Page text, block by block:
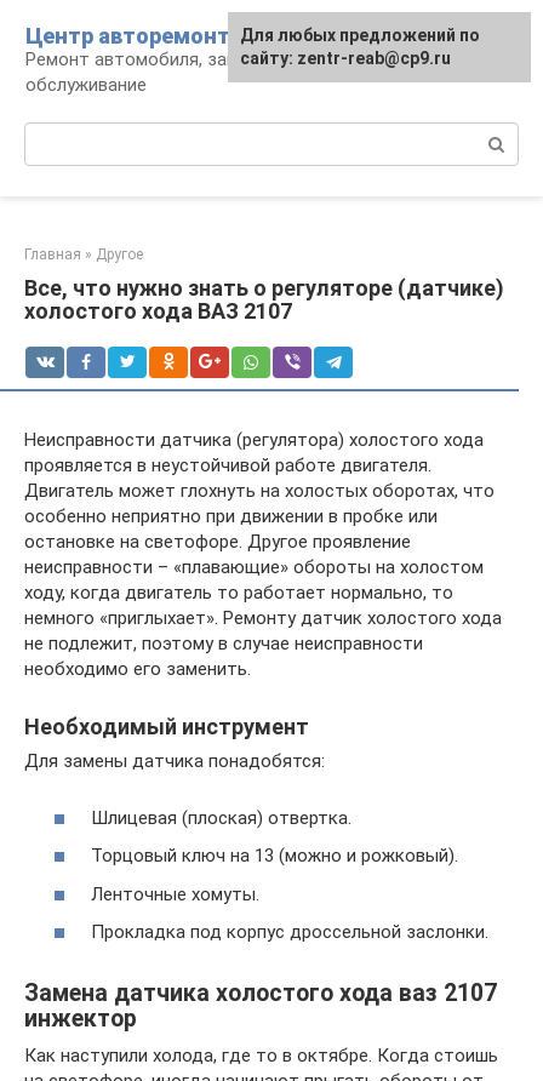
контенту
Центр авторемонта
Ремонт автомобиля, запчасти и
обслуживание
Главная » Другое
Все, что нужно знать о регуляторе (датчике)
холостого хода ВАЗ 2107
Неисправности датчика (регулятора) холостого хода
проявляется в неустойчивой работе двигателя.
Двигатель может глохнуть на холостых оборотах, что
особенно неприятно при движении в пробке или
остановке на светофоре. Другое проявление
неисправности – «плавающие» обороты на холостом
ходу, когда двигатель то работает нормально, то
немного «приглыхает». Ремонту датчик холостого хода
не подлежит, поэтому в случае неисправности
необходимо его заменить.
Необходимый инструмент
Для замены датчика понадобятся:
Шлицевая (плоская) отвертка.
Торцовый ключ на 13 (можно и рожковый).
Ленточные хомуты.
Прокладка под корпус дроссельной заслонки.
Замена датчика холостого хода ваз 2107
инжектор
Как наступили холода, где то в октябре. Когда стоишь
Для любых предложений по
сайту: zentr-reab@cp9.ru